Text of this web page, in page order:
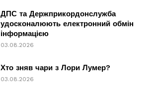
ДПС та Держприкордонслужба
удосконалюють електронний обмін
інформацією
03.08.2026
Хто зняв чари з Лори Лумер?
03.08.2026